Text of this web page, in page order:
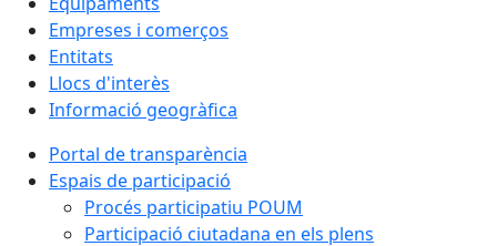
Empreses i comerços
Entitats
Llocs d'interès
Informació geogràfica
Portal de transparència
Espais de participació
Procés participatiu POUM
Participació ciutadana en els plens